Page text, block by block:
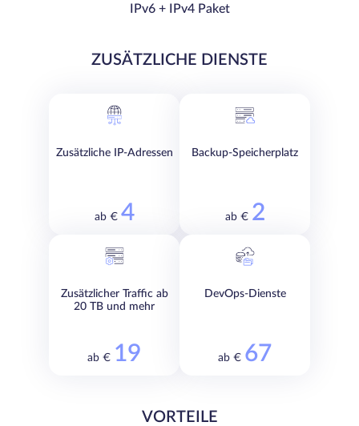
IPv6 + IPv4 Paket
ZUSÄTZLICHE DIENSTE
Zusätzliche IP-Adressen
ab € 4
Backup-Speicherplatz
ab € 2
Zusätzlicher Traffic ab
20 TB und mehr
ab € 19
DevOps-Dienste
ab € 67
VORTEILE